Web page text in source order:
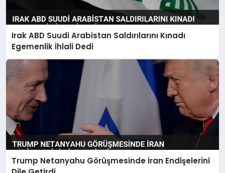
Irak ABD Suudi Arabistan Saldırılarını Kınadı
Egemenlik İhlali Dedi
Trump Netanyahu Görüşmesinde İran Endişelerini